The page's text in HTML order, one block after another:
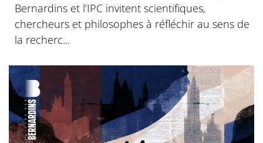
Bernardins et l’IPC invitent scientifiques,
chercheurs et philosophes à réfléchir au sens de
la recherc...